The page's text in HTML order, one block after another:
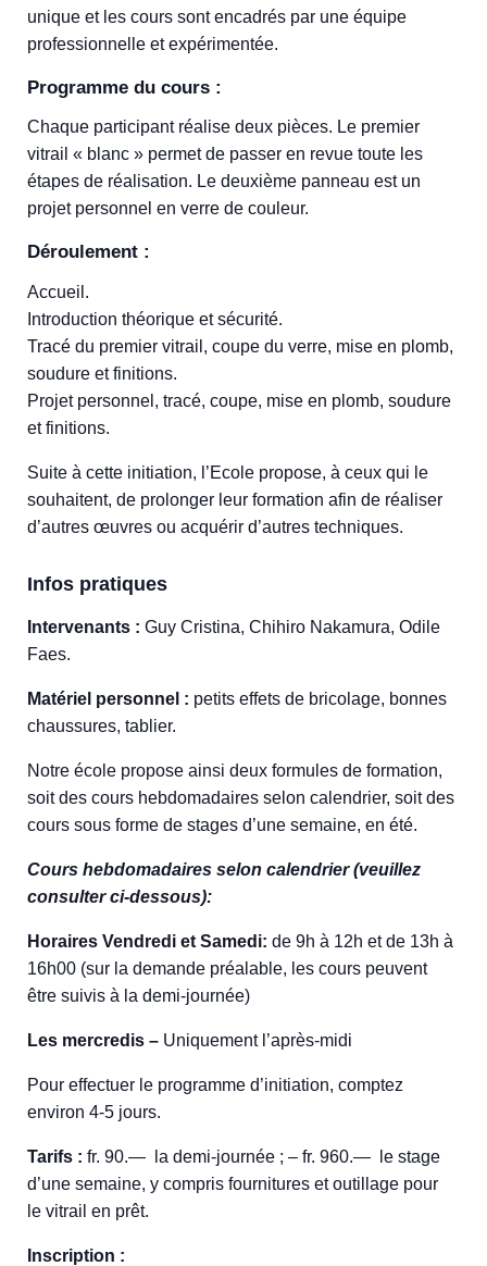
unique et les cours sont encadrés par une équipe
professionnelle et expérimentée.
Programme du cours :
Chaque participant réalise deux pièces. Le premier
vitrail « blanc » permet de passer en revue toute les
étapes de réalisation. Le deuxième panneau est un
projet personnel en verre de couleur.
Déroulement :
Accueil.
Introduction théorique et sécurité.
Tracé du premier vitrail, coupe du verre, mise en plomb,
soudure et finitions.
Projet personnel, tracé, coupe, mise en plomb, soudure
et finitions.
Suite à cette initiation, l’Ecole propose, à ceux qui le
souhaitent, de prolonger leur formation afin de réaliser
d’autres œuvres ou acquérir d’autres techniques.
Infos pratiques
Intervenants : Guy Cristina, Chihiro Nakamura, Odile
Faes.
Matériel personnel : petits effets de bricolage, bonnes
chaussures, tablier.
Notre école propose ainsi deux formules de formation,
soit des cours hebdomadaires selon calendrier, soit des
cours sous forme de stages d’une semaine, en été.
Cours hebdomadaires selon calendrier (veuillez
consulter ci-dessous):
Horaires Vendredi et Samedi: de 9h à 12h et de 13h à
16h00 (sur la demande préalable, les cours peuvent
être suivis à la demi-journée)
Les mercredis – Uniquement l’après-midi
Pour effectuer le programme d’initiation, comptez
environ 4-5 jours.
Tarifs : fr. 90.— la demi-journée ; – fr. 960.— le stage
d’une semaine, y compris fournitures et outillage pour
le vitrail en prêt.
Inscription :